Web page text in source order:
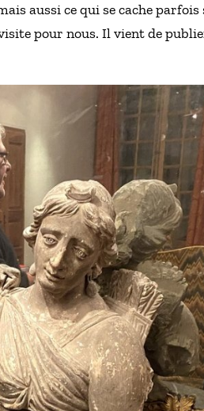
aussi ce qui se cache parfois
pour nous. Il vient de